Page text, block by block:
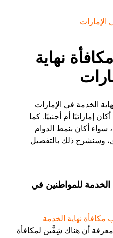
الإمارات
نهاية
الخدمة في الإمارات
إماراتيًا أم أجنبيًا. كما
أكان بنمط الدوام
وسنشرح ذلك بالتفصيل
للمواطنين في
نهاية الخدمة
معرفة أن هناك شِقَّين لمكافأة